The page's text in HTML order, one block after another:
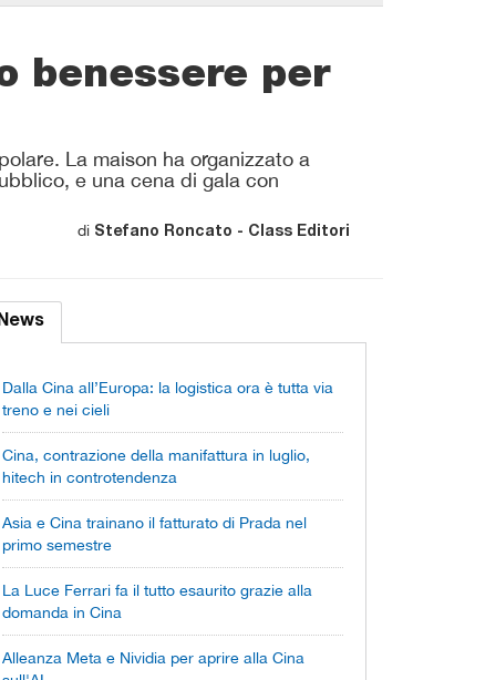
benessere per
La maison ha organizzato a
e una cena di gala con
di Stefano Roncato - Class Editori
Dalla Cina all’Europa: la logistica ora è tutta via
treno e nei cieli
Cina, contrazione della manifattura in luglio,
hitech in controtendenza
Asia e Cina trainano il fatturato di Prada nel
primo semestre
La Luce Ferrari fa il tutto esaurito grazie alla
domanda in Cina
Alleanza Meta e Nividia per aprire alla Cina